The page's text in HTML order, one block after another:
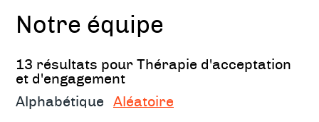
Notre équipe
13 résultats pour Thérapie d'acceptation
et d'engagement
Alphabétique
Aléatoire